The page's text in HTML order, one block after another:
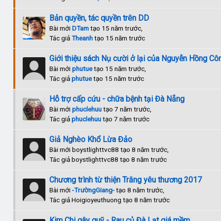
Bản quyền, tác quyền trên DD
Bài mớiDTamtạo 15 năm trước,
Tác giảTheanhtạo 15 năm trước
Giới thiệu sách Nụ cười ở lại của Nguyễn Hồng
Bài mớiphutuetạo 15 năm trước,
Tác giảphutuetạo 15 năm trước
Hỗ trợ cấp cứu - chữa bệnh tại Đà Nẵng
Bài mớiphuclehuutạo 7 năm trước,
Tác giảphuclehuutạo 7 năm trước
Giả Nghèo Khổ Lừa Đảo
Bài mới boystlighttvc88 tạo 8 năm trước,
Tác giả boystlighttvc88 tạo 8 năm trước
Chương trình từ thiện Trăng yêu thương 2017
Bài mới-TrườngGiang-tạo 8 năm trước,
Tác giả Hoigioyeuthuong tạo 8 năm trước